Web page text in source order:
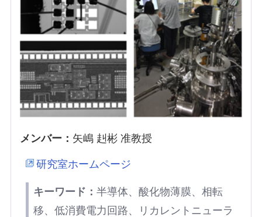
メンバー： 矢嶋 赳彬 准教授
研究室ホームページ
キーワード： 半導体、酸化物薄膜、相転
移、低消費電力回路、リカレントニューラ